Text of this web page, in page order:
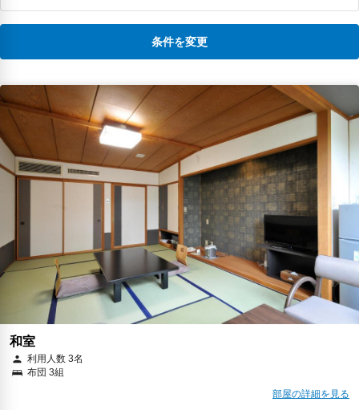
条件を変更
和室
利用人数 3名
布団 3組
部屋の詳細を見る